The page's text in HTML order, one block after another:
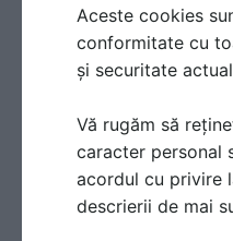
Aceste cookies
conformitate cu
și securitate
Vă rugăm să
caracter personal
acordul cu privire
descrierii de mai